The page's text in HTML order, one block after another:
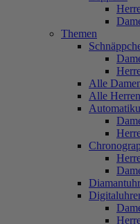
Themen
Alle
Alle